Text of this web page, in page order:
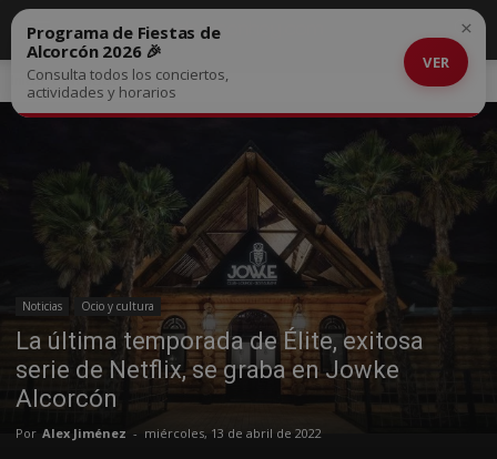
Inicio Noticias
Noticias Ocio y cultura
La última temporada de Élite, exitosa
serie de Netflix, se graba en Jowke
Alcorcón
Por Alex Jiménez - miércoles, 13 de abril de 2022
Programa de Fiestas de
Alcorcón 2026 🎉
Consulta todos los conciertos,
actividades y horarios
VER
×